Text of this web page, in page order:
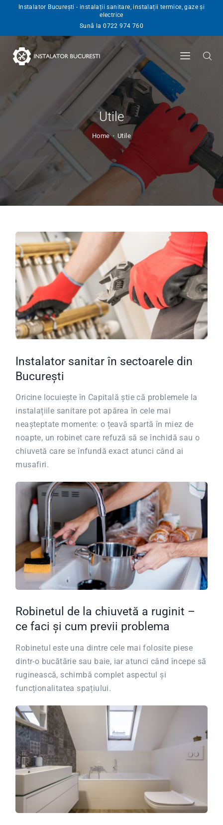
Instalator București - instalații sanitare, instalații termice, gaze și
electrice
Sună la 0722 974 760
Utile
Home Utile
INSTALATOR
SERVICII
BLOG
CONTACT
Instalator sanitar în sectoarele din
București
Oricine locuiește în Capitală știe că problemele la
instalațiile sanitare pot apărea în cele mai
neașteptate momente: o țeavă spartă în miez de
noapte, un robinet care refuză să se închidă sau o
chiuvetă care se înfundă exact atunci când ai
musafiri.
Robinetul de la chiuvetă a ruginit –
ce faci și cum previi problema
Robinetul este una dintre cele mai folosite piese
dintr-o bucătărie sau baie, iar atunci când începe să
ruginească, schimbă complet aspectul și
funcționalitatea spațiului.